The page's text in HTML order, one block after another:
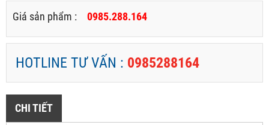
Giá sản phẩm : 0985.288.164
HOTLINE TƯ VẤN : 0985288164
CHI TIẾT